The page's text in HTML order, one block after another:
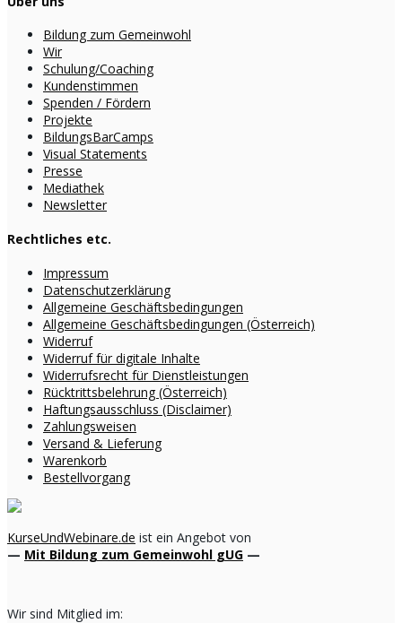
Bildung zum Gemeinwohl
Wir
Schulung/Coaching
Kundenstimmen
Spenden / Fördern
Projekte
BildungsBarCamps
Visual Statements
Presse
Mediathek
Newsletter
Rechtliches etc.
Impressum
Datenschutzerklärung
Allgemeine Geschäftsbedingungen
Allgemeine Geschäftsbedingungen (Österreich)
Widerruf
Widerruf für digitale Inhalte
Widerrufsrecht für Dienstleistungen
Rücktrittsbelehrung (Österreich)
Haftungsausschluss (Disclaimer)
Zahlungsweisen
Versand & Lieferung
Warenkorb
Bestellvorgang
KurseUndWebinare.de ist ein Angebot von
— Mit Bildung zum Gemeinwohl gUG —
Wir sind Mitglied im: